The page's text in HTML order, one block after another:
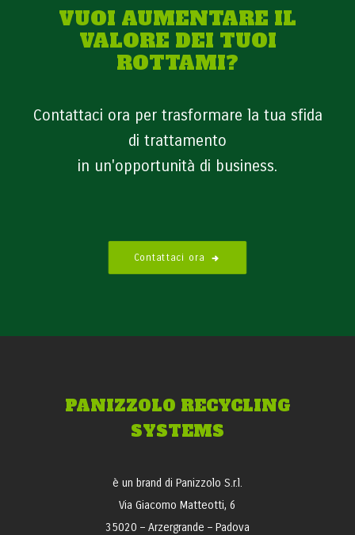
VUOI AUMENTARE IL
VALORE DEI TUOI
ROTTAMI?
Contattaci ora per trasformare la tua sfida
di trattamento
in un'opportunità di business.
Contattaci ora
PANIZZOLO RECYCLING
SYSTEMS
è un brand di Panizzolo S.r.l.
Via Giacomo Matteotti, 6
35020 – Arzergrande – Padova